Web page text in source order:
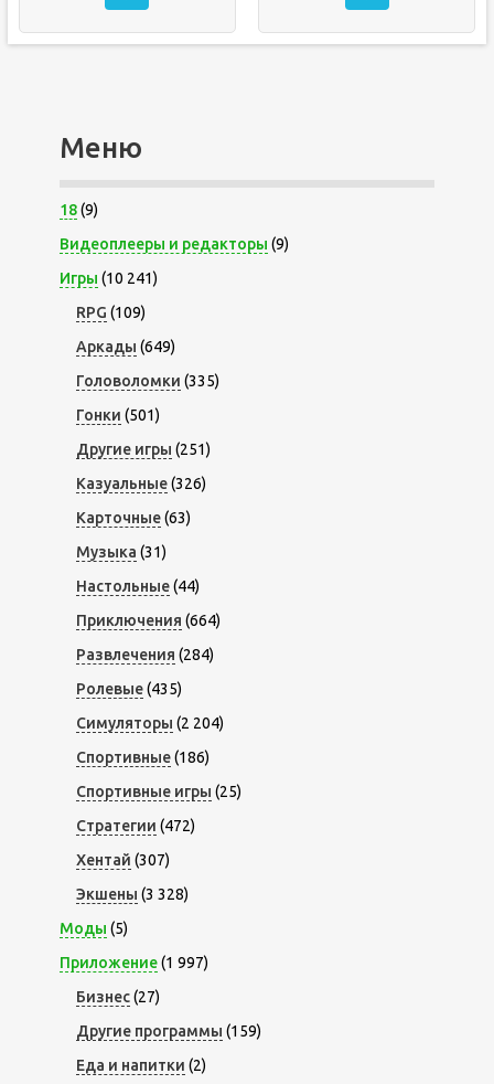
Меню
18(9)
Видеоплееры и редакторы (9)
Игры (10 241)
RPG (109)
Аркады (649)
Головоломки (335)
Гонки (501)
Другие игры (251)
Казуальные(326)
Карточные(63)
Музыка (31)
Настольные(44)
Приключения (664)
Развлечения (284)
Ролевые(435)
Симуляторы (2 204)
Спортивные(186)
Спортивные игры (25)
Стратегии (472)
Хентай (307)
Экшены (3 328)
Моды (5)
Приложение(1 997)
Бизнес(27)
Другие программы (159)
Еда и напитки (2)